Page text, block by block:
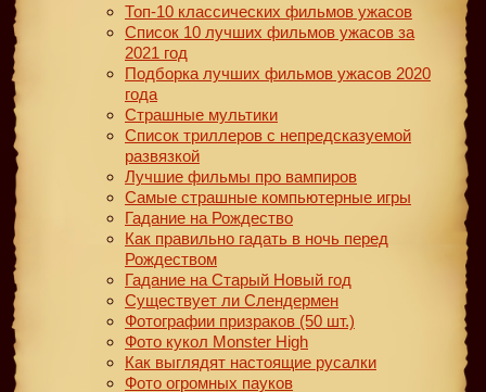
Топ-10 классических фильмов ужасов
Список 10 лучших фильмов ужасов за
2021 год
Подборка лучших фильмов ужасов 2020
года
Страшные мультики
Список триллеров с непредсказуемой
развязкой
Лучшие фильмы про вампиров
Самые страшные компьютерные игры
Гадание на Рождество
Как правильно гадать в ночь перед
Рождеством
Гадание на Старый Новый год
Существует ли Слендермен
Фотографии призраков (50 шт.)
Фото кукол Monster High
Как выглядят настоящие русалки
Фото огромных пауков